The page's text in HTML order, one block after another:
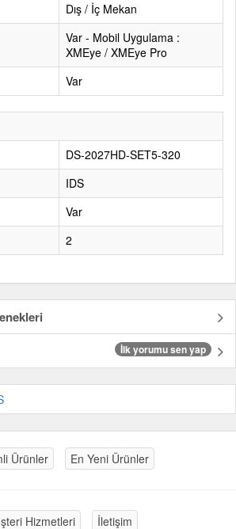
Dış / İç Mekan
Var - Mobil Uygulama :
XMEye / XMEye Pro
Var
DS-2027HD-SET5-320
IDS
Var
2
İlk yorumu sen yap
Ürünler En Yeni Ürünler
Hizmetleri İletişim